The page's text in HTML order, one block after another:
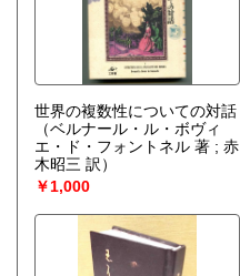
世界の複数性についての対話
（ベルナール・ル・ボヴィ
エ・ド・フォントネル 著 ; 赤
木昭三 訳）
￥1,000